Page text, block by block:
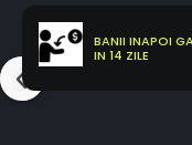
BANII INAPOI
IN 14 ZILE